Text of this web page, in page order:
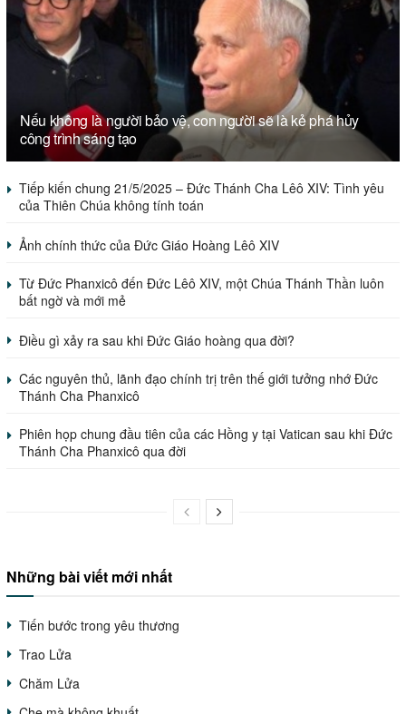
Nếu không là người bảo vệ, con người sẽ là kẻ phá hủy
công trình sáng tạo
Tiếp kiến chung 21/5/2025 – Đức Thánh Cha Lêô XIV: Tình yêu
của Thiên Chúa không tính toán
Ảnh chính thức của Đức Giáo Hoàng Lêô XIV
Từ Đức Phanxicô đến Đức Lêô XIV, một Chúa Thánh Thần luôn
bất ngờ và mới mẻ
Điều gì xảy ra sau khi Đức Giáo hoàng qua đời?
Các nguyên thủ, lãnh đạo chính trị trên thế giới tưởng nhớ Đức
Thánh Cha Phanxicô
Phiên họp chung đầu tiên của các Hồng y tại Vatican sau khi Đức
Thánh Cha Phanxicô qua đời
Những bài viết mới nhất
Tiến bước trong yêu thương
Trao Lửa
Chăm Lửa